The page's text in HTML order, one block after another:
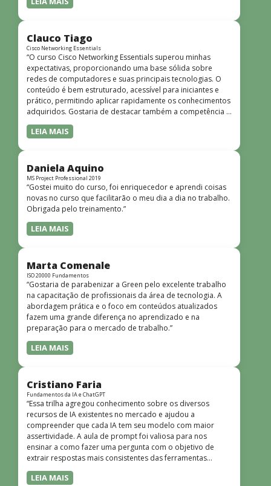
Clauco Tiago
Cisco Networking Essentials
“O curso Cisco Networking Essentials superou minhas
expectativas, proporcionando uma base sólida sobre
redes de computadores e suas principais tecnologias. O
conteúdo é bem estruturado, acessível para iniciantes e
prático, permitindo aplicar rapidamente os conhecimentos
adquiridos. Gostaria de destacar também a competência e
o conhecimento técnico do instrutor Peterson, que
demonstrou total domínio do assunto e soube explicar
dinâmicas e envolventes. Recomendo o curso para todos
que desejam iniciar ou aprofundar seus conhecimentos em
redes!”
LEIA MAIS
Daniela Aquino
MS Project Professional 2019
“Gostei muito do curso, foi enriquecedor e aprendi coisas
novas no curso que facilitarão o meu dia a dia no trabalho.
Obrigada pelo treinamento.”
LEIA MAIS
Marta Comenale
ISO 20000 Fundamentos
“Gostaria de parabenizar a Green pelo excelente trabalho
na capacitação de profissionais da área de tecnologia. A
abordagem prática e o foco em conteúdos atualizados
fazem uma grande diferença no aprendizado e na
preparação para o mercado de trabalho.”
LEIA MAIS
Cristiano Faria
Fundamentos da IA e ChatGPT
“Essa trilha agregou conhecimento sobre os diversos
recursos de IA existentes no mercado e ajudou a
compreender que cada IA tem seu modelo com maior
assertividade. A aula de prompt foi valiosa para nos
ensinar a como fazer uma pergunta com o objetivo de
extrair respostas mais consistentes das ferramentas
disponíveis. O instrutor também é muito bom, além de
dominar o conteúdo, possui uma didática que incentiva o
LEIA MAIS